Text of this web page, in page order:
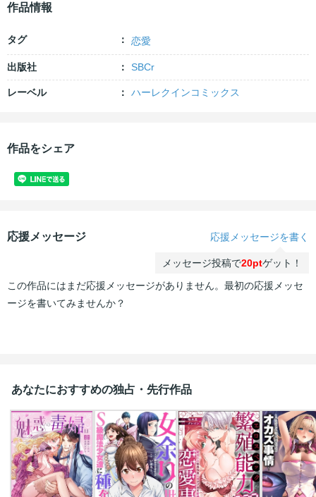
作品情報
タグ 恋愛
出版社 SBCr
レーベル ハーレクインコミックス
作品をシェア
応援メッセージ 応援メッセージを書く
メッセージ投稿で20ptゲット！
この作品にはまだ応援メッセージがありません。最初の応援メッセ
ージを書いてみませんか？
あなたにおすすめの独占・先行作品